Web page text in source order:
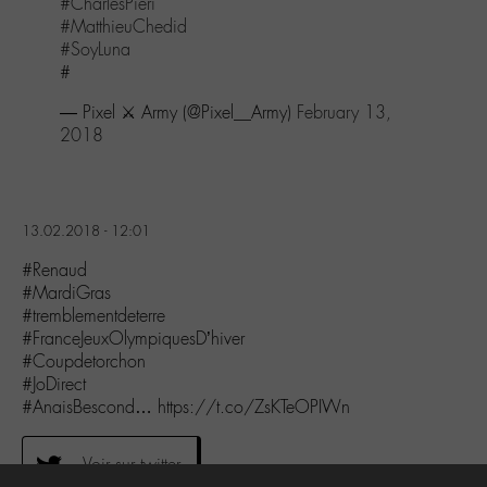
#MatthieuChedid
#SoyLuna
#
— Pixel ⚔️ Army (@Pixel__Army) February 13,
2018
13.02.2018 - 12:01
#Renaud
#MardiGras
#tremblementdeterre
#FranceJeuxOlympiquesD’hiver
#Coupdetorchon
#JoDirect
#AnaisBescond… https://t.co/ZsKTeOPIWn
Voir sur twitter